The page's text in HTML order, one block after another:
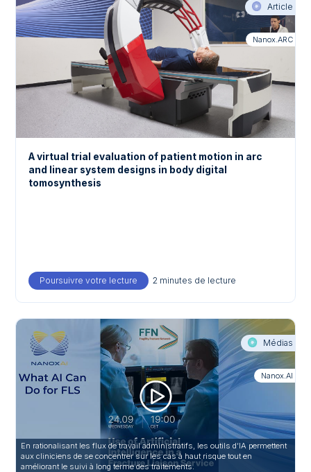
Article
Nanox.ARC
A virtual trial evaluation of patient motion in arc
and linear system designs in body digital
tomosynthesis
Poursuivre votre lecture about A virtual trial evaluation of patient
2 minutes de lecture
Médias
Nanox.AI
En rationalisant les flux de travail administratifs, les outils d’IA permettent
aux cliniciens de se concentrer sur les cas à haut risque tout en
améliorant le suivi à long terme des traitements.